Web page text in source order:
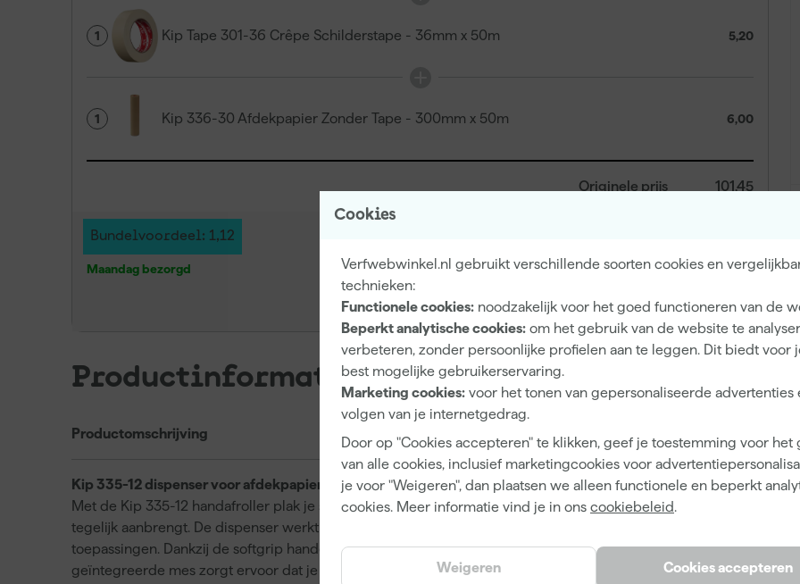
Cookies
Verfwebwinkel.nl gebruikt verschillende soorten cookies en
technieken:
Functionele cookies: noodzakelijk voor het goed functioneren van de
Beperkt analytische cookies: om het gebruik van de website te
verbeteren, zonder persoonlijke profielen aan te leggen. Dit biedt voor
best mogelijke gebruikerservaring.
Marketing cookies: voor het tonen van gepersonaliseerde advertenties
volgen van je internetgedrag.
Door op "Cookies accepteren" te klikken, geef je toestemming voor het
van alle cookies, inclusief marketingcookies voor
je voor "Weigeren", dan plaatsen we alleen functionele en beperkt
cookies. Meer informatie vind je in ons cookiebeleid.
Cookies accepteren
Weigeren
1 Kip Tape 301-36 Crêpe Schilderstape - 36mm x 50m 5,20
1 Kip 336-30 Afdekpapier Zonder Tape - 300mm x 50m 6,00
Originele prijs 101,45
Bundelvoordeel: 1,12
Maandag bezorgd
incl. BTW
Productinformatie
Productomschrijving
Kip 335-12 dispenser voor afdekpapier met masking tape - 350mm
Met de Kip 335-12 handafroller plak je snel en netjes muren of plafonds af, waarbij je tape en afdekpapier
tegelijk aanbrengt. De dispenser werkt met allerlei soorten tape, wat hem geschikt maakt voor verschillende
toepassingen. Dankzij de softgrip handgreep ligt hij comfortabel in je hand, zelfs als je langere tijd werkt. Het
geïntegreerde mes zorgt ervoor dat je het papier makkelijk afscheurt, en wanneer het bot wordt, vervang je